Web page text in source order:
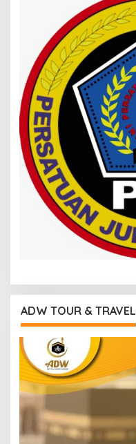
ADW TOUR & TRAVEL